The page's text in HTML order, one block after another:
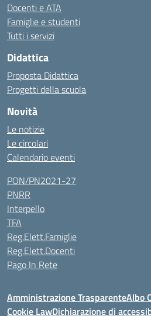
Docenti e ATA
Famiglie e studenti
Tutti i servizi
Didattica
Proposta Didattica
Progetti della scuola
Novità
Le notizie
Le circolari
Calendario eventi
PON/PN2021-27
PNRR
Interpello
TFA
Reg.Elett.Famiglie
Reg.Elett.Docenti
Pago In Rete
Amministrazione TrasparenteAlbo
Cookie LawDichiarazione di